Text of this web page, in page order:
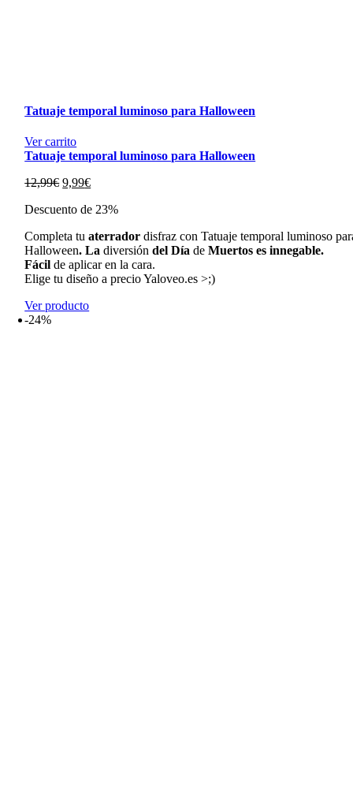
Tatuaje temporal luminoso para Halloween
Ver carrito
Tatuaje temporal luminoso para Halloween
12,99€ El
original
12,99€.
9,99€El
actual
9,99€.
Descuento de 23%
Completa tu aterrador disfraz con Tatuaje temporal luminoso
Halloween. La diversión del Día de Muertos es innegable.
Fácil de aplicar en la cara.
Elige tu diseño a precio Yaloveo.es >;)
Ver producto
-24%